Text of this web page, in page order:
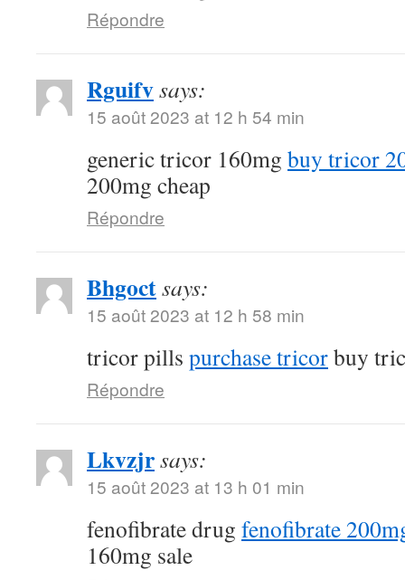
Répondre
Rguifvsays:
15 août 2023 at 12 h 54 min
generic tricor 160mg buy tricor
200mg cheap
Répondre
Bhgoctsays:
15 août 2023 at 12 h 58 min
tricor pills purchase tricorbuy
Répondre
Lkvzjrsays:
15 août 2023 at 13 h 01 min
fenofibrate drug fenofibrate
160mg sale